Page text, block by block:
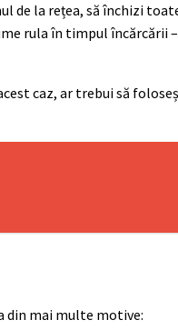
de la rețea, să închizi
rula în timpul încărcării
caz, ar trebui să
din mai multe motive: